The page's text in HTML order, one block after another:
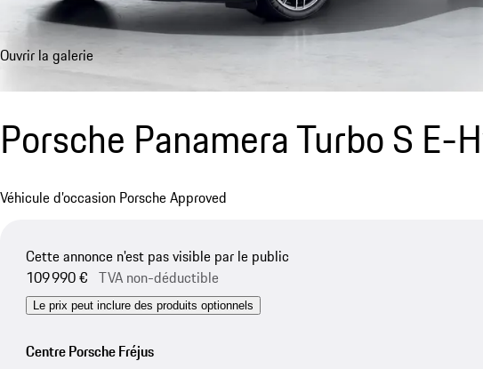
Ouvrir la galerie
Porsche Panamera Turbo S
Véhicule d’occasion Porsche Approved
Cette annonce n'est pas visible par le public
109 990 € TVA non-déductible
Le prix peut inclure des produits optionnels
Centre Porsche Fréjus